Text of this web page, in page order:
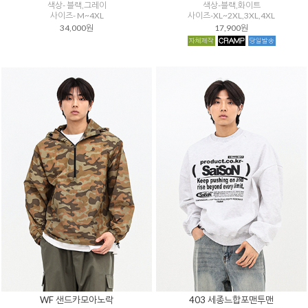
색상- 블랙,그레이
사이즈- M~4XL
34,000원
색상-블랙,화이트
사이즈-XL~2XL,3XL,4XL
17,900원
WF 샌드카모아노락 403 세종느합포맨투맨